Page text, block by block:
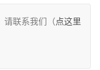
请联系我们（点这里